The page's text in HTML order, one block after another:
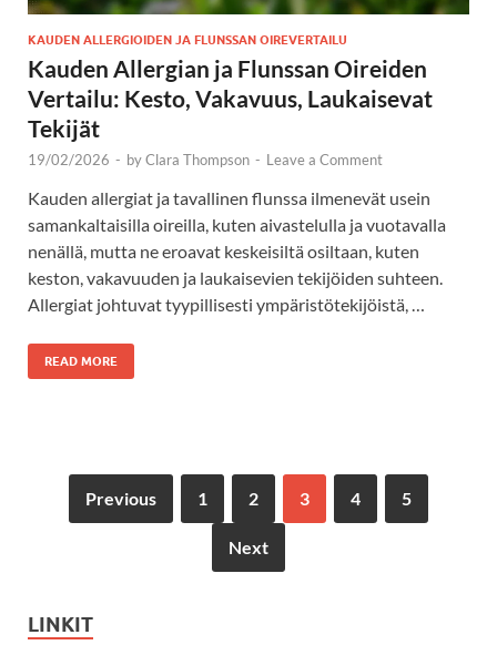
KAUDEN ALLERGIOIDEN JA FLUNSSAN OIREVERTAILU
Kauden Allergian ja Flunssan Oireiden
Vertailu: Kesto, Vakavuus, Laukaisevat
Tekijät
19/02/2026 - byClara Thompson - Leave a Comment
Kauden allergiat ja tavallinen flunssa ilmenevät usein
samankaltaisilla oireilla, kuten aivastelulla ja vuotavalla
nenällä, mutta ne eroavat keskeisiltä osiltaan, kuten
keston, vakavuuden ja laukaisevien tekijöiden suhteen.
Allergiat johtuvat tyypillisesti ympäristötekijöistä, …
READ MORE
Previous 1 2 3 4 5
Next
LINKIT